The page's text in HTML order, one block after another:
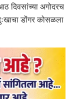
दिवसांच्या अगोदरच
डोंगर कोसळला